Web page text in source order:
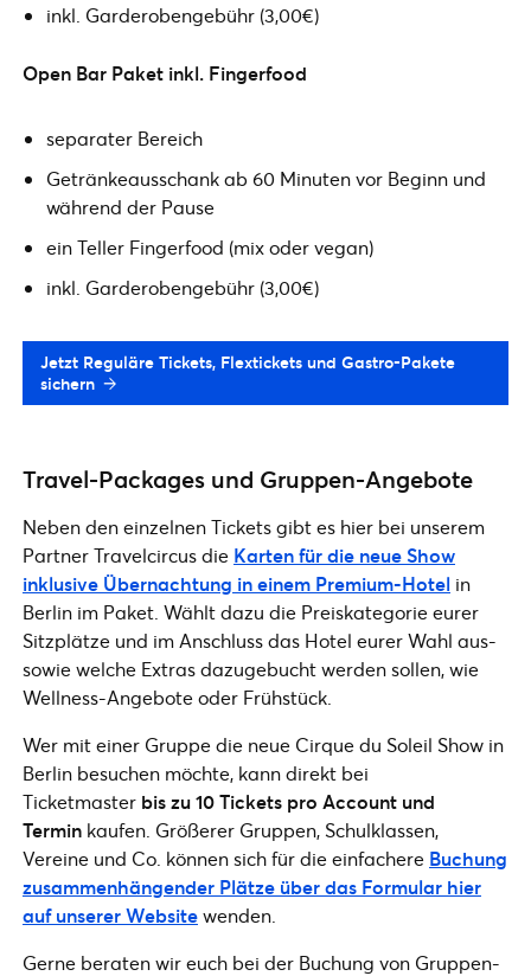
inkl. Garderobengebühr (3,00€)
Open Bar Paket inkl. Fingerfood
separater Bereich
Getränkeausschank ab 60 Minuten vor Beginn und
während der Pause
ein Teller Fingerfood (mix oder vegan)
inkl. Garderobengebühr (3,00€)
Jetzt Reguläre Tickets, Flextickets und Gastro-Pakete
sichern
Travel-Packages und Gruppen-Angebote
Neben den einzelnen Tickets gibt es hier bei unserem
Partner Travelcircus die Karten für die neue Show
inklusive Übernachtung in einem Premium-Hotel in
Berlin im Paket. Wählt dazu die Preiskategorie eurer
Sitzplätze und im Anschluss das Hotel eurer Wahl aus-
sowie welche Extras dazugebucht werden sollen, wie
Wellness-Angebote oder Frühstück.
Wer mit einer Gruppe die neue Cirque du Soleil Show in
Berlin besuchen möchte, kann direkt bei
Ticketmaster bis zu 10 Tickets pro Account und
Termin kaufen. Größerer Gruppen, Schulklassen,
Vereine und Co. können sich für die einfachere Buchung
zusammenhängender Plätze über das Formular hier
auf unserer Websitewenden.
Gerne beraten wir euch bei der Buchung von Gruppen-